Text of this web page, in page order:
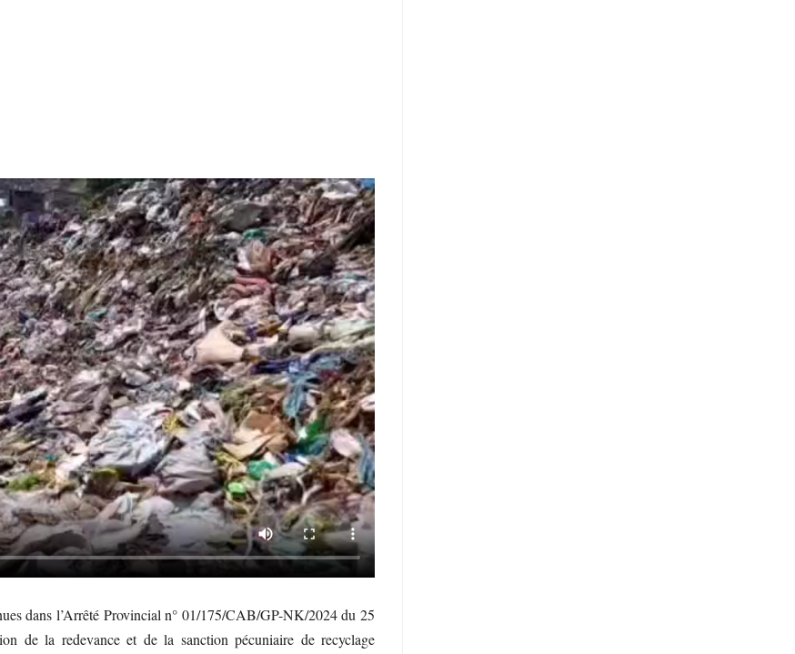
dans l’Arrêté Provincial n° 01/175/CAB/GP-NK/2024 du 25
de la redevance et de la sanction pécuniaire de recyclage